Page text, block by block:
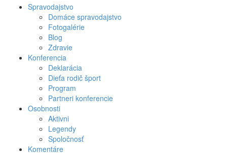
Spravodajstvo
Domáce spravodajstvo
Fotogalérie
Blog
Zdravie
Konferencia
Deklarácia
Dieťa rodič šport
Program
Partneri konferencie
Osobnosti
Aktivni
Legendy
Spoločnosť
Komentáre